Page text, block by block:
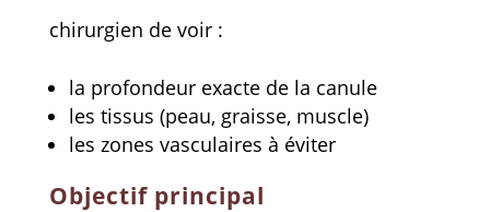
chirurgien de voir :
la profondeur exacte de la canule
les tissus (peau, graisse, muscle)
les zones vasculaires à éviter
Objectif principal